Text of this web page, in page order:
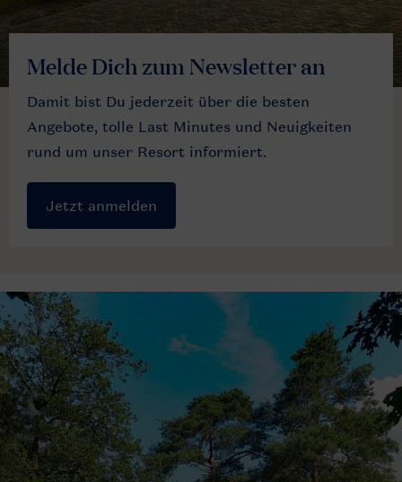
Melde Dich zum Newsletter an
Damit bist Du jederzeit über die besten
Angebote, tolle Last Minutes und Neuigkeiten
rund um unser Resort informiert.
Jetzt anmelden